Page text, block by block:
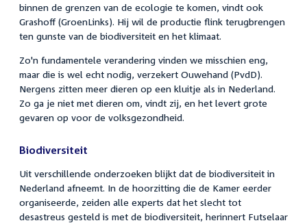
binnen de grenzen van de ecologie te komen, vindt ook
Grashoff (GroenLinks). Hij wil de productie flink terugbrengen
ten gunste van de biodiversiteit en het klimaat.
Zo'n fundamentele verandering vinden we misschien eng,
maar die is wel echt nodig, verzekert Ouwehand (PvdD).
Nergens zitten meer dieren op een kluitje als in Nederland.
Zo ga je niet met dieren om, vindt zij, en het levert grote
gevaren op voor de volksgezondheid.
Biodiversiteit
Uit verschillende onderzoeken blijkt dat de biodiversiteit in
Nederland afneemt. In de hoorzitting die de Kamer eerder
organiseerde, zeiden alle experts dat het slecht tot
desastreus gesteld is met de biodiversiteit, herinnert Futselaar